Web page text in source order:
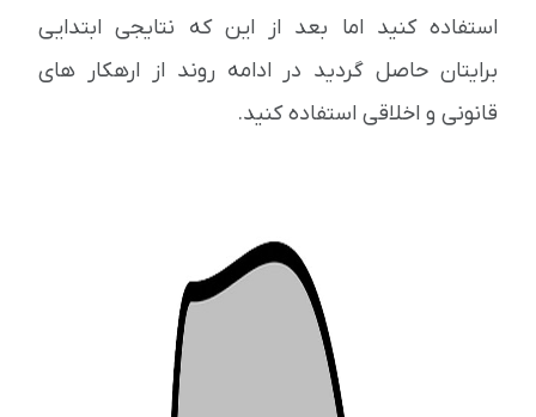
استفاده کنید اما بعد از این که نتایجی ابتدایی
برایتان حاصل گردید در ادامه روند از ارهکار های
قانونی و اخلاقی استفاده کنید.